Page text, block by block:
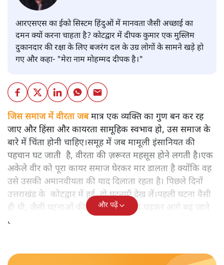
आरएसएस का ईको सिस्टम हिंदुओं में मानवता जैसी अच्छाई का
दमन क्यों करना चाहता है? कोटद्वार में दीपक कुमार एक मुस्लिम
दुकानदार की रक्षा के लिए बजरंग दल के उग्र लोगों के सामने खड़े हो
गए और कहा- "मेरा नाम मोहम्मद दीपक है।"
जिस समाज में वीरता जबमात्र एक व्यक्ति का गुण बन कर रह
जाए और हिंसा और कायरता सामूहिक स्वभाव हो, उस समाज के
बारे में चिंता होनी चाहिए।समूह में जब मामूली इंसानियत की
पहचान घट जाती है, वीरता की ज़रूरत महसूस होने लगती है।एक
अकेले वीर को पूरा कायर समाज घेरकर मार डालता है क्योंकि वह
उसे उसकी अमानवीयता की याद दिलाता रहता है। पिछले दिनों
उत्तराखंड के कोटद्वार में हुई दो घटनाएँ देख लें।पहली घटना वैसी
ही थी, जैसी घटनाओं की खबर हम रोज़ाना पढ़कर आगे बढ़ जाते
हैं।भारत के तक़रीबन हर हिस्से से ऐसी खबर आती ही रहती है।
और पढ़ें